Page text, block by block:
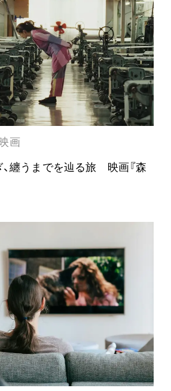
画
纏うまでを辿る旅 映画『森